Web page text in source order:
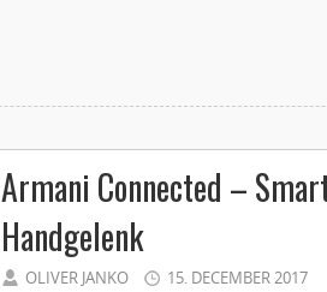
Armani Connected –
Handgelenk
OLIVER JANKO 15. DECEMBER 2017